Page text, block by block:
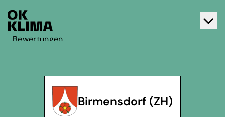
Bewertungen
Deutsch
Birmensdorf (ZH)